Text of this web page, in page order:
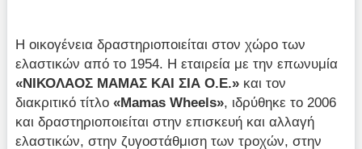
Η οικογένεια δραστηριοποιείται στον χώρο των
ελαστικών από το 1954. Η εταιρεία με την επωνυμία
«ΝΙΚΟΛΑΟΣ ΜΑΜΑΣ ΚΑΙ ΣΙΑ Ο.Ε.» και τον
διακριτικό τίτλο«Mamas Wheels», ιδρύθηκε το 2006
και δραστηριοποιείται στην επισκευή και αλλαγή
ελαστικών, στην ζυγοστάθμιση των τροχών, στην